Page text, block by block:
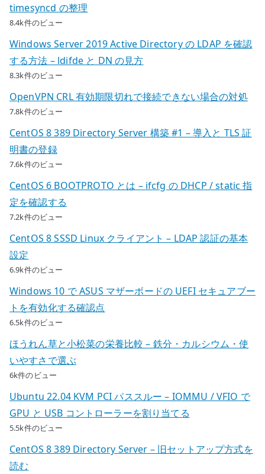
timesyncd の整理
8.4k件のビュー
Windows Server 2019 Active Directory の LDAP を確認
する方法 – ldifde と DN の見方
8.3k件のビュー
OpenVPN CRL 有効期限切れで接続できない場合の対処
7.8k件のビュー
CentOS 8 389 Directory Server 構築 #1 – 導入と TLS 証
明書の登録
7.6k件のビュー
CentOS 6 BOOTPROTO とは – ifcfg の DHCP / static 指
定を確認する
7.2k件のビュー
CentOS 8 SSSD Linux クライアント – LDAP 認証の基本
設定
6.9k件のビュー
Windows 10 で ASUS マザーボードの UEFI セキュアブー
トを有効化する確認点
6.5k件のビュー
ほうれん草と小松菜の栄養比較 – 鉄分・カルシウム・使
いやすさで選ぶ
6k件のビュー
Ubuntu 22.04 KVM PCI パススルー – IOMMU / VFIO で
GPU と USB コントローラーを割り当てる
5.5k件のビュー
CentOS 8 389 Directory Server – 旧セットアップ方式を
読む